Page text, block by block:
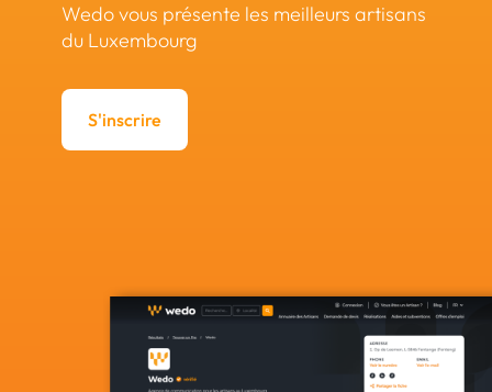
Wedo vous présente les meilleurs artisans
du Luxembourg
S'inscrire